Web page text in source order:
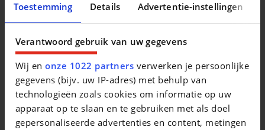
Toestemming Details Advertentie-instellingen
Verantwoord gebruik van uw gegevens
Wij enonze 1022 partners verwerken je persoonlijke
gegevens (bijv. uw IP-adres) met behulp van
technologieën zoals cookies om informatie op uw
apparaat op te slaan en te gebruiken met als doel
gepersonaliseerde advertenties en content, metingen
VOLKSWAGEN GOLF
Golf 1.0 eTSI Life Business OPF DSG
24.490 EUR|20.647 km